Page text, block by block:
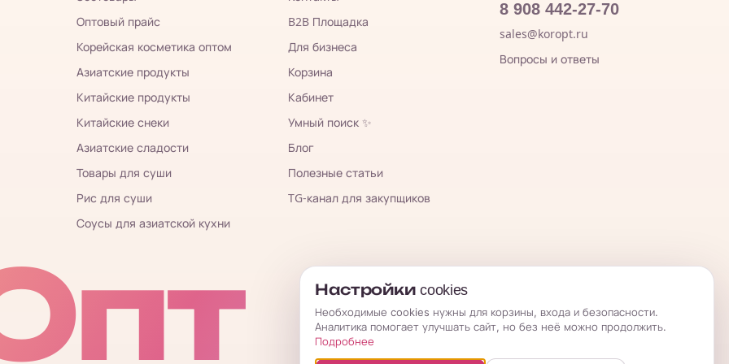
Оптовый прайс
Корейская косметика оптом
Азиатские продукты
Китайские продукты
Китайские снеки
Азиатские сладости
Товары для суши
Рис для суши
Соусы для азиатской кухни
B2B Площадка
Для бизнеса
Корзина
Кабинет
Умный поиск ✨
Блог
Полезные статьи
TG-канал для закупщиков
8 908 442-27-70
sales@koropt.ru
Вопросы и ответы
Настройки cookies
Необходимые cookies нужны для корзины, входа и безопасности.
Аналитика помогает улучшать сайт, но без неё можно продолжить.
Подробнее